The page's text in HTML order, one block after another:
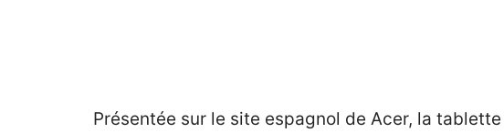
Présentée sur le site espagnol de Acer, la